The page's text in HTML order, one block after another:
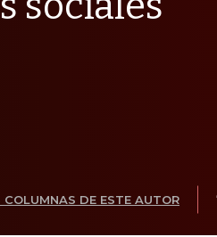
COLUMNAS DE ESTE AUTOR